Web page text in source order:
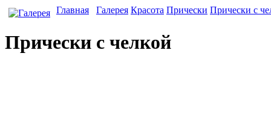
Главная Галерея Красота Прически Прически с
Прически с челкой